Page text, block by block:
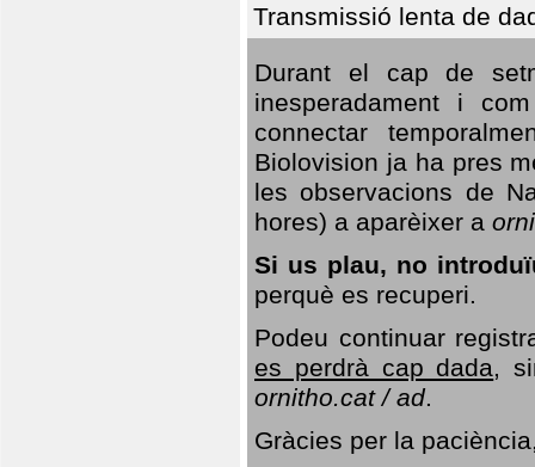
Transmissió lenta de
Durant el cap de
inesperadament i
connectar
Biolovision ja ha pres
les observacions de
hores) a aparèixer a
Si us plau, no
perquè es recuperi.
Podeu continuar
es perdrà cap dada,
ornitho.cat / ad.
Gràcies per la